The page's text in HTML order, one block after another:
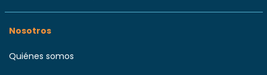
Nosotros
Quiénes somos